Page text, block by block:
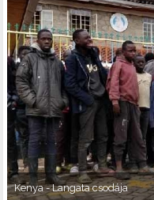
Kenya - Langata csodája